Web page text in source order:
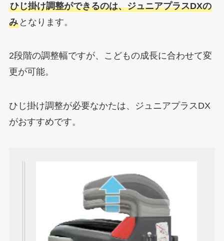
ひじ掛け調整ができるのは、ジュニアプラスDXの
みとなります。
2段階の調整幅ですが、こどもの成長に合わせて変
更が可能。
ひじ掛け調整が必要なかたは、ジュニアプラスDX
がおすすめです。